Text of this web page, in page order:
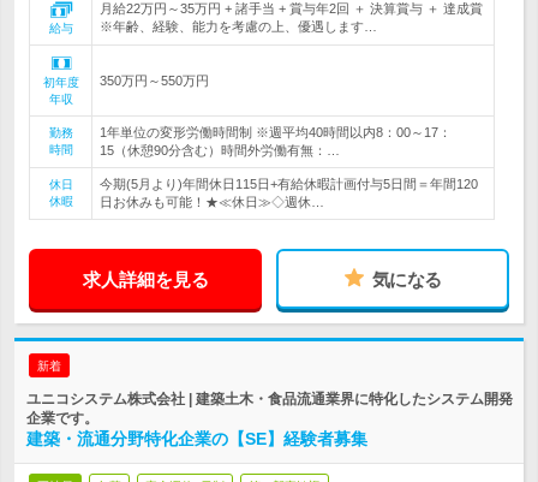
給与
月給22万円～35万円 + 諸手当 + 賞与年2回 ＋ 決算賞与 ＋ 達成賞
※年齢、経験、能力を考慮の上、優遇します…
初年度
年収
350万円～550万円
勤務
時間
1年単位の変形労働時間制 ※週平均40時間以内8：00～17：
15（休憩90分含む）時間外労働有無：…
休日
休暇
今期(5月より)年間休日115日+有給休暇計画付与5日間＝年間120
日お休みも可能！★≪休日≫◇週休…
求人詳細を見る 気になる
新着
ユニコシステム株式会社 | 建築土木・食品流通業界に特化したシステム開発
企業です。
建築・流通分野特化企業の【SE】経験者募集